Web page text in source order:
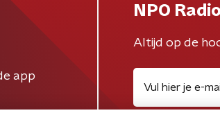
app
NPO
Altijd op de